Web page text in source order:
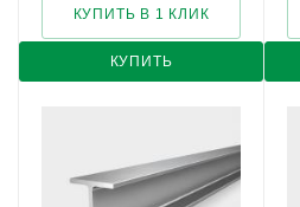
КУПИТЬ
КУПИТЬ В 1 КЛИК